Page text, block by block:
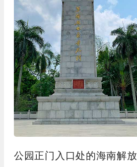
公园正门入口处的海南解放